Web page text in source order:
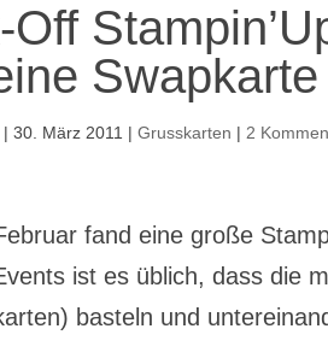
Off
Swapkarte
|30. März 2011 |Grusskarten | 2
fand eine große
ist es üblich, dass die
basteln und